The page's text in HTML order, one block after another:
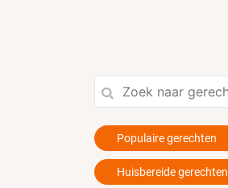
Populaire gerechten
Huisbereide gerechten